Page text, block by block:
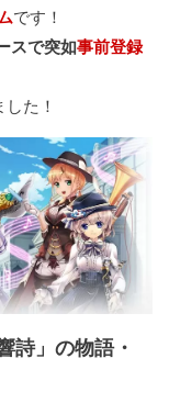
です！
スで突如事前登録
た！
詩」の物語・